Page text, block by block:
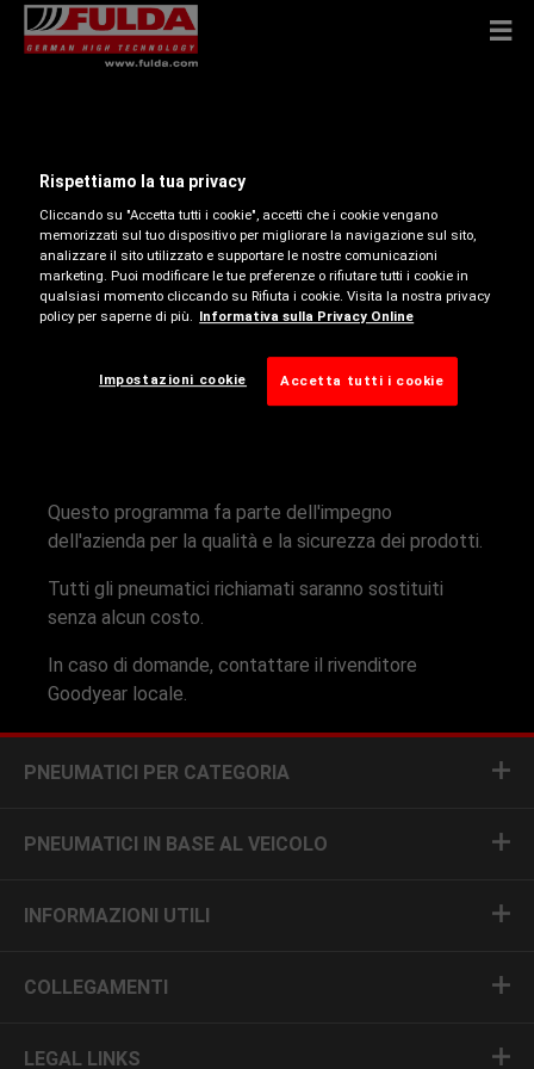
Goodyear ha avviato un richiamo di sicurezza per i
suoi pneumatici:
225/50R18 99W XL Fulda Ecocontrol HP2 prodotti
nella settimana 45 del 2024 [Numero di
identificazione del pneumatico (DOT): 1H378 JAFR
Questo programma fa parte dell'impegno
dell'azienda per la qualità e la sicurezza dei prodotti.
Tutti gli pneumatici richiamati saranno sostituiti
senza alcun costo.
In caso di domande, contattare il rivenditore
Goodyear locale.
PNEUMATICI PER CATEGORIA
PNEUMATICI IN BASE AL VEICOLO
INFORMAZIONI UTILI
COLLEGAMENTI
LEGAL LINKS
Rispettiamo la tua privacy
Cliccando su "Accetta tutti i cookie", accetti che i cookie vengano
memorizzati sul tuo dispositivo per migliorare la navigazione sul sito,
analizzare il sito utilizzato e supportare le nostre comunicazioni
marketing. Puoi modificare le tue preferenze o rifiutare tutti i cookie in
qualsiasi momento cliccando su Rifiuta i cookie. Visita la nostra privacy
policy per saperne di più. Informativa sulla Privacy Online
Impostazioni cookie Accetta tutti i cookie